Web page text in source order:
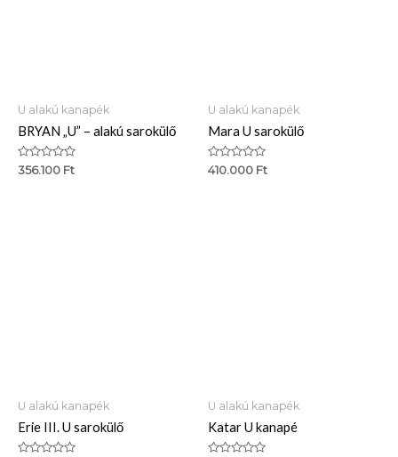
U alakú kanapék
BRYAN „U” – alakú sarokülő
Értékelés:
0
356.100 Ft
U alakú kanapék
Mara U sarokülő
Értékelés:
0
410.000 Ft
U alakú kanapék
Erie III. U sarokülő
U alakú kanapék
Katar U kanapé